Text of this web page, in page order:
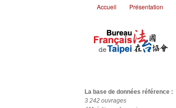
Accueil Présentation
La base de données référence :
3 242 ouvrages